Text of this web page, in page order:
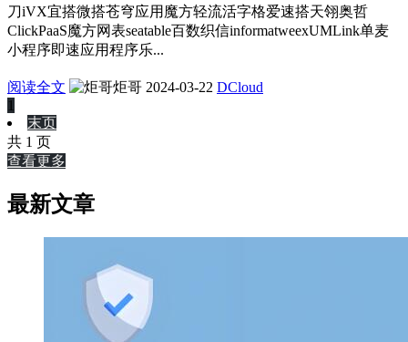
刀iVX宜搭微搭苍穹应用魔方轻流活字格爱速搭天翎奥哲
ClickPaaS魔方网表seatable百数织信informatweexUMLink单麦
小程序即速应用程序乐...
阅读全文 炬哥 2024-03-22 DCloud
1
末页
共 1 页
查看更多
最新文章